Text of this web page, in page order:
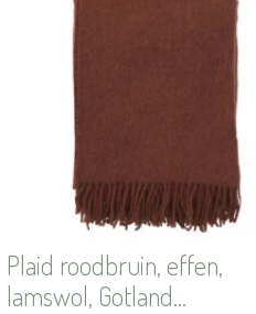
Plaid roodbruin, effen,
lamswol, Gotland...